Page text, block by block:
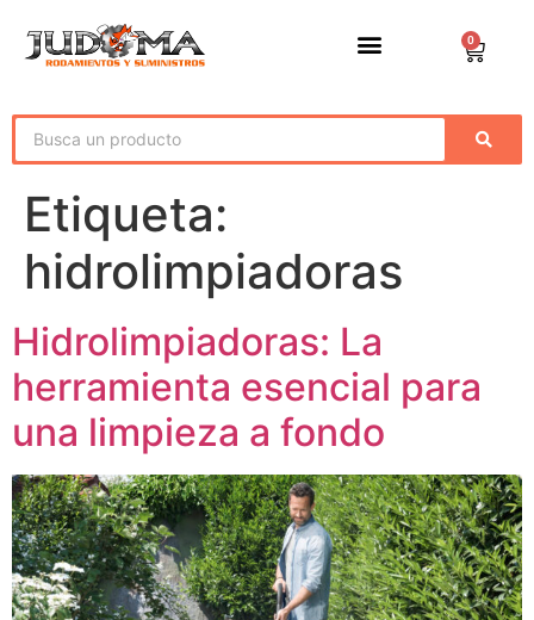
0
Etiqueta:
hidrolimpiadoras
Hidrolimpiadoras: La
herramienta esencial para
una limpieza a fondo